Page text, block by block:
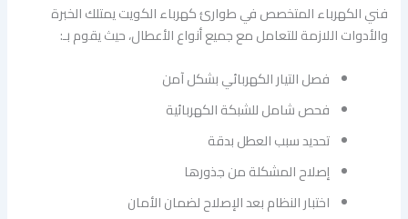
فني الكهرباء المتخصص في طوارئ كهرباء الكويت يمتلك الخبرة
والأدوات اللازمة للتعامل مع جميع أنواع الأعطال، حيث يقوم بـ:
فصل التيار الكهربائي بشكل آمن
فحص شامل للشبكة الكهربائية
تحديد سبب العطل بدقة
إصلاح المشكلة من جذورها
اختبار النظام بعد الإصلاح لضمان الأمان